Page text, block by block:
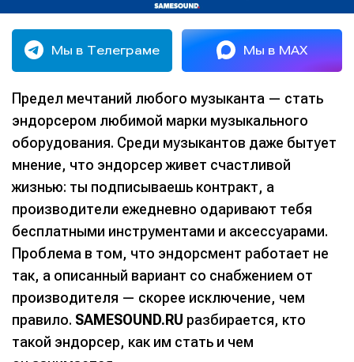
Мы в Телеграме Мы в MAX
Предел мечтаний любого музыканта — стать
эндорсером любимой марки музыкального
оборудования. Среди музыкантов даже бытует
мнение, что эндорсер живет счастливой
жизнью: ты подписываешь контракт, а
производители ежедневно одаривают тебя
бесплатными инструментами и аксессуарами.
Проблема в том, что эндорсмент работает не
так, а описанный вариант со снабжением от
производителя — скорее исключение, чем
правило. SAMESOUND.RU разбирается, кто
такой эндорсер, как им стать и чем